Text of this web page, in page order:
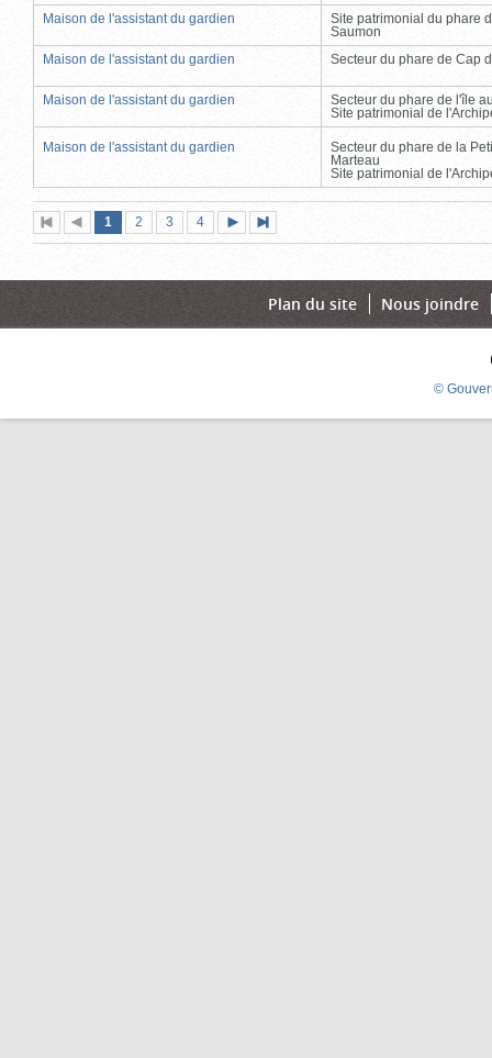
Maison de l'assistant du gardien
Site patrimonial du phare
Saumon
Maison de l'assistant du gardien
Secteur du phare de Cap
Maison de l'assistant du gardien
Secteur du phare de l'île
Site patrimonial de
Maison de l'assistant du gardien
Secteur du phare de la
Marteau
Site patrimonial de
Première
page
Page
précédente
Page
1 (page
actuelle)
Page
2 Page
3 Page
4
suivante
page
Plan du site Nous joindre
©